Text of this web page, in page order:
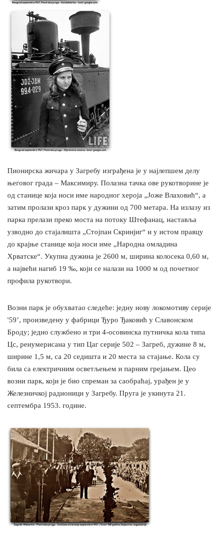
Пионирска жичара у Загребу изграђена је у најлепшем делу
његовог града – Максимиру. Полазна тачка ове рукотворине је
од станице која носи име народног хероја „Јоже Влаховић“, а
затим пролази кроз парк у дужини од 700 метара. На излазу из
парка прелази преко моста на потоку Штефанац, наставља
узводно до стајалишта „Стојпан Скринјиг“ и у истом правцу
до крајње станице која носи име „Народна омладина
Хрватске“. Укупна дужина је 2600 м, ширина колосека 0,60 м,
а највећи нагиб 19 ‰, који се налази на 1000 м од почетног
профила рукотвори.
Возни парк је обухватао следеће: једну нову локомотиву серије
'59’, произведену у фабрици Ђуро Ђаковић у Славонском
Броду; једно службено и три 4-осовинска путничка кола типа
Цс, ренумерисана у тип Цаг серије 502 – Загреб, дужине 8 м,
ширине 1,5 м, са 20 седишта и 20 места за стајање. Кола су
била са електричним осветљењем и парним грејањем. Цео
возни парк, који је био спреман за саобраћај, урађен је у
Железничкој радионици у Загребу. Пруга је укинута 21.
септембра 1953. године.